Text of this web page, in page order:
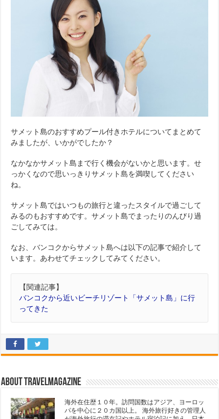
サメット島のおすすめプール付きホテルについてまとめて
みましたが、いかがでしたか？
なかなかサメット島まで行く機会がないかと思います。せ
っかくなので思いっきりサメット島を満喫してください
ね。
サメット島ではいつもの旅行と違ったスタイルで過ごして
みるのもおすすめです。サメット島でまったりのんびり過
ごしてみては。
なお、バンコクからサメット島へは以下の記事で紹介して
います。あわせてチェックしてみてください。
【関連記事】
バンコクから近いビーチリゾート「サメット島」に行
ってきた
About travelmagazine
海外在住歴１０年。訪問国数はアジア、ヨーロッ
パを中心に２０カ国以上。 海外旅行好きの管理人